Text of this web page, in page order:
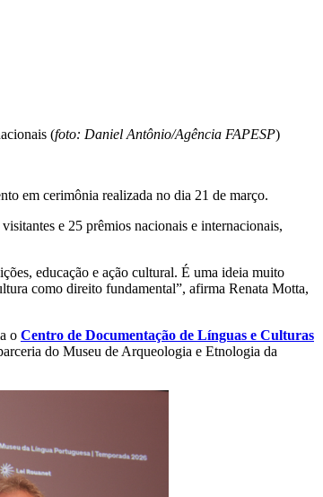
(foto: Daniel Antônio/Agência FAPESP)
em cerimônia realizada no dia 21 de março.
e 25 prêmios nacionais e internacionais,
educação e ação cultural. É uma ideia muito
como direito fundamental”, afirma Renata Motta,
o Centro de Documentação de Línguas e Culturas
do Museu de Arqueologia e Etnologia da